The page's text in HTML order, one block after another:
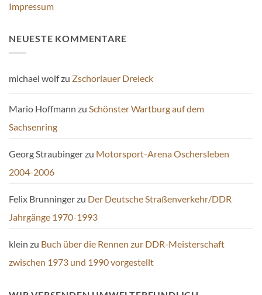
Impressum
NEUESTE KOMMENTARE
michael wolfzu Zschorlauer Dreieck
Mario Hoffmann zu Schönster Wartburg auf dem
Sachsenring
Georg Straubingerzu Motorsport-Arena Oschersleben
2004-2006
Felix Brunningerzu Der Deutsche Straßenverkehr/DDR
Jahrgänge 1970-1993
klein zu Buch über die Rennen zur DDR-Meisterschaft
zwischen 1973 und 1990 vorgestellt